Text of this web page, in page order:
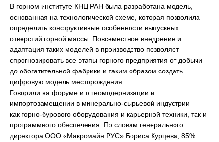
В горном институте КНЦ РАН была разработана модель,
основанная на технологической схеме, которая позволила
определить конструктивные особенности выпускных
отверстий горной массы. Повсеместное внедрение и
адаптация таких моделей в производство позволяет
спрогнозировать все этапы горного предприятия от добычи
до обогатительной фабрики и таким образом создать
цифровую модель месторождения.
Говорили на форуме и о геомодернизации и
импортозамещении в минерально-сырьевой индустрии —
как горно-бурового оборудования и карьерной техники, так и
программного обеспечения. По словам генерального
директора ООО «Макромайн РУС» Бориса Курцева, 85%